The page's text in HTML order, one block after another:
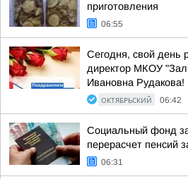
приготовления
06:55
Сегодня, свой день
директор МКОУ
Ивановна Рудакова!
ОКТЯБРЬСКИЙ 06:42
Социальный фонд
перерасчет пенсий
06:31